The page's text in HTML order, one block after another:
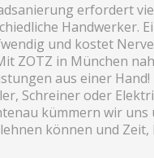
erfordert
Handwerker.
und kostet
ZOTZ in München
aus einer Hand!
Schreiner oder
kümmern wir uns
können und Zeit,